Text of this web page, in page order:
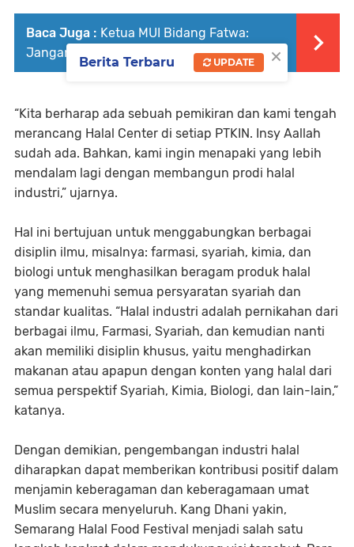
Baca Juga : Ketua MUI Bidang Fatwa:
Jangan Beli Produk yang tidak Halal
“Kita berharap ada sebuah pemikiran dan kami tengah
merancang Halal Center di setiap PTKIN. Insy Aallah
sudah ada. Bahkan, kami ingin menapaki yang lebih
mendalam lagi dengan membangun prodi halal
industri,” ujarnya.
Hal ini bertujuan untuk menggabungkan berbagai
disiplin ilmu, misalnya: farmasi, syariah, kimia, dan
biologi untuk menghasilkan beragam produk halal
yang memenuhi semua persyaratan syariah dan
standar kualitas. “Halal industri adalah pernikahan dari
berbagai ilmu, Farmasi, Syariah, dan kemudian nanti
akan memiliki disiplin khusus, yaitu menghadirkan
makanan atau apapun dengan konten yang halal dari
semua perspektif Syariah, Kimia, Biologi, dan lain-lain,”
katanya.
Dengan demikian, pengembangan industri halal
diharapkan dapat memberikan kontribusi positif dalam
menjamin keberagaman dan keberagamaan umat
Muslim secara menyeluruh. Kang Dhani yakin,
Semarang Halal Food Festival menjadi salah satu
×
Berita Terbaru UPDATE